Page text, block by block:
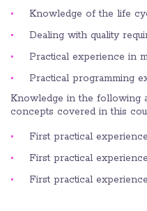
Knowledge of the life
Dealing with quality
Practical experience in
Practical programming
Knowledge in the following
concepts covered in this
First practical
First practical
First practical